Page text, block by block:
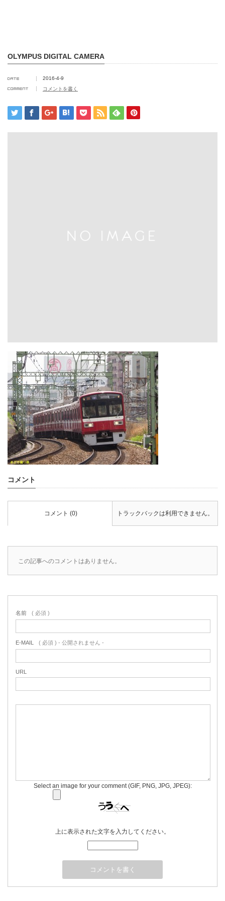
OLYMPUS DIGITAL CAMERA
2016-4-9
コメントを書く
コメント
コメント (0) トラックバックは利用できません。
この記事へのコメントはありません。
名前 ( 必須 )
E-MAIL ( 必須 ) - 公開されません -
URL
Select an image for your comment (GIF, PNG, JPG, JPEG):
上に表示された文字を入力してください。